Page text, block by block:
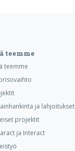
teemme
teemme
ja lahjoitukset
projektit
ja Interact